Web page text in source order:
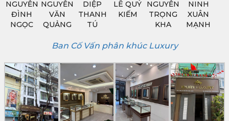
NGUYỄN
ĐÌNH
NGỌC
NGUYỄN
VĂN
QUẢNG
DIỆP
THANH
TÚ
LÊ QUÝ
KIẾM
NGUYỄN
TRỌNG
KHA
NINH
XUÂN
MẠNH
Ban Cố Vấn phân khúc Luxury